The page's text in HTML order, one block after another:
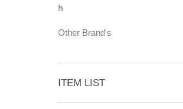
h
Other Brand's
ITEM LIST